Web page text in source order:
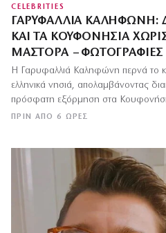
CELEBRITIES
ΓΑΡΥΦΑΛΛΙΆ ΚΑΛΗΦΏΝΗ:
ΚΑΙ ΤΑ ΚΟΥΦΟΝΉΣΙΑ
ΜΆΣΤΟΡΑ – ΦΩΤΟΓΡΑΦΊΕΣ
ΠΡΙΝ ΑΠΌ 6 ΏΡΕΣ
Η Γαρυφαλλιά Καληφώνη περνά το
ελληνικά νησιά, απολαμβάνοντας
πρόσφατη εξόρμηση στα